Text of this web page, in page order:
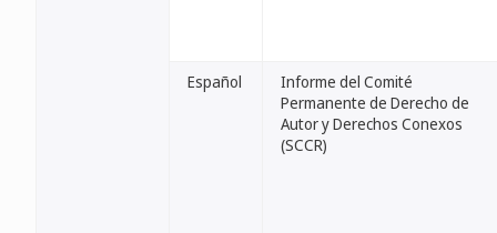
Español
Informe del Comité
Permanente de Derecho de
Autor y Derechos Conexos
(SCCR)